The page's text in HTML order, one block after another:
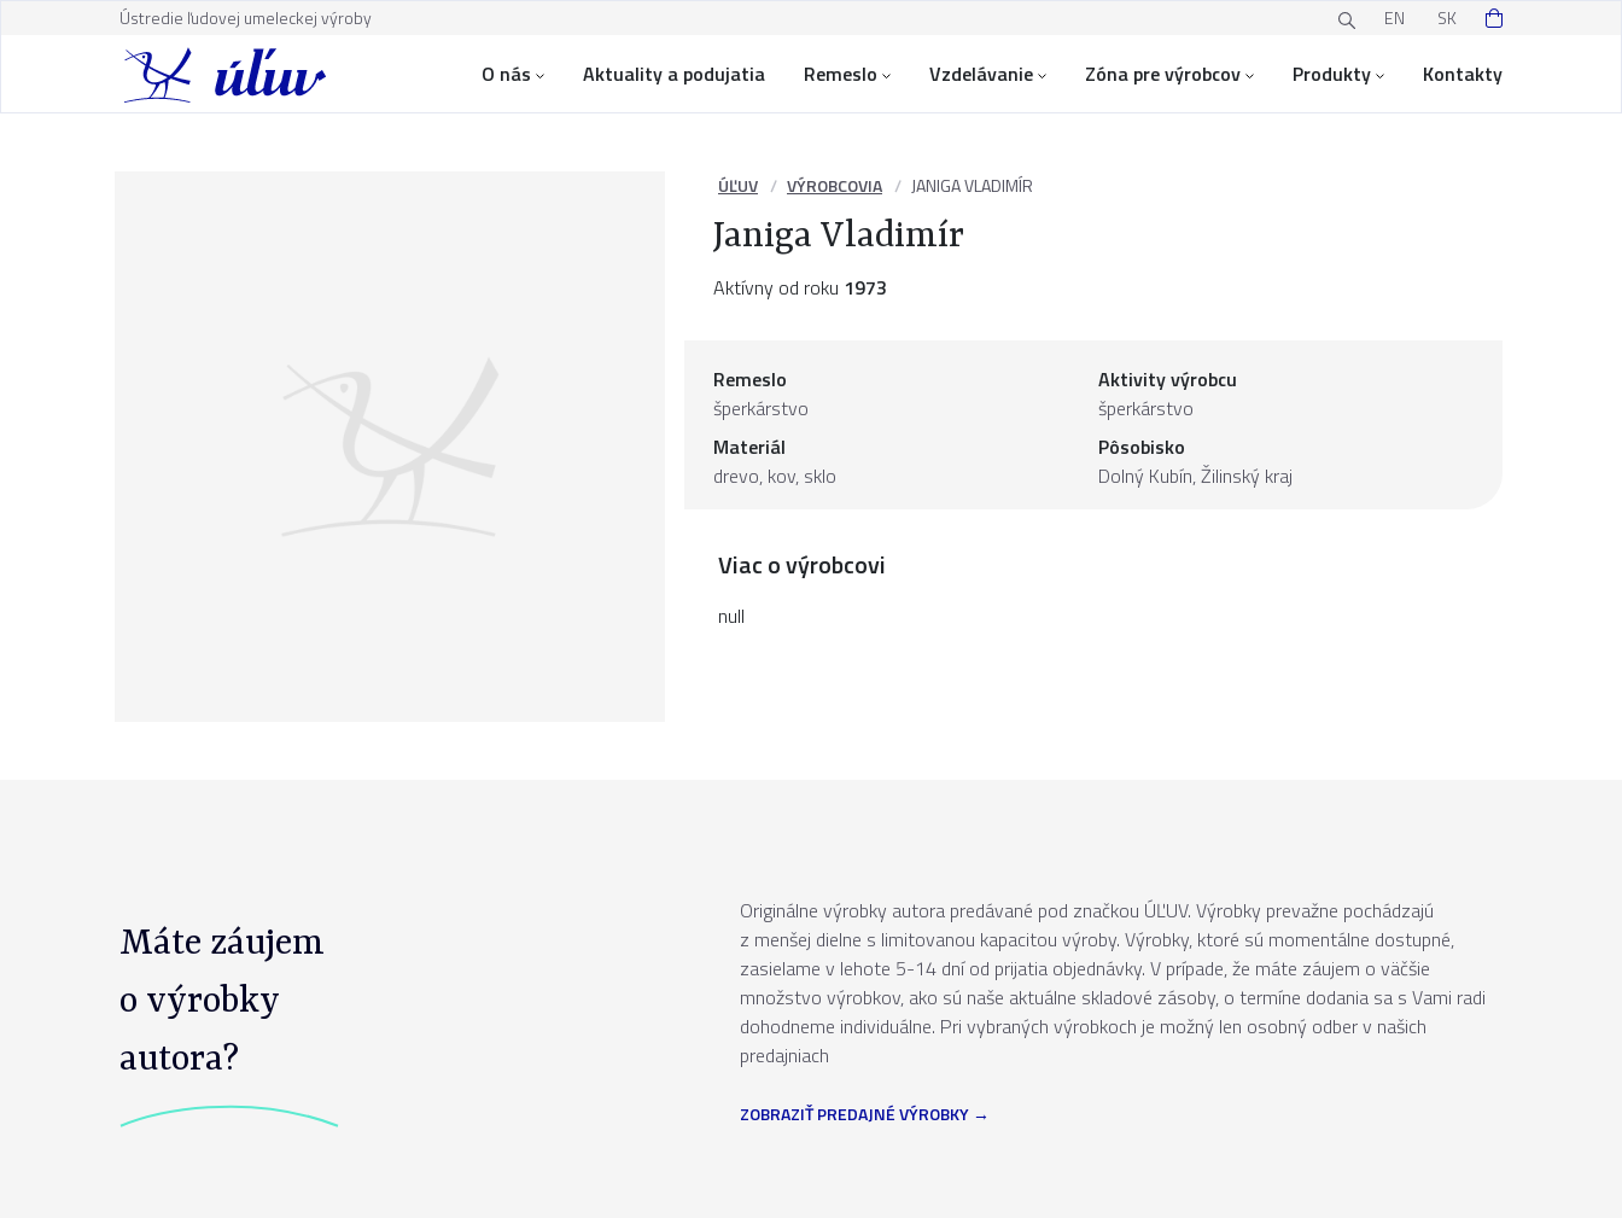
Ústredie ľudovej umeleckej výroby EN SK
O nás Aktuality a podujatia Remeslo Vzdelávanie Zóna pre výrobcov Produkty Kontakty
ÚĽUV VÝROBCOVIA JANIGA VLADIMÍR
Janiga Vladimír
Aktívny od roku 1973
Remeslo
šperkárstvo
Aktivity výrobcu
šperkárstvo
Materiál
drevo, kov, sklo
Pôsobisko
Dolný Kubín,Žilinský kraj
Viac o výrobcovi
null
Máte záujem
o výrobky
autora?
Originálne výrobky autora predávané pod značkou ÚĽUV. Výrobky prevažne pochádzajú
z menšej dielne s limitovanou kapacitou výroby. Výrobky, ktoré sú momentálne dostupné,
zasielame v lehote 5-14 dní od prijatia objednávky. V prípade, že máte záujem o väčšie
množstvo výrobkov, ako sú naše aktuálne skladové zásoby, o termíne dodania sa s Vami radi
dohodneme individuálne. Pri vybraných výrobkoch je možný len osobný odber v našich
predajniach
ZOBRAZIŤ PREDAJNÉ VÝROBKY